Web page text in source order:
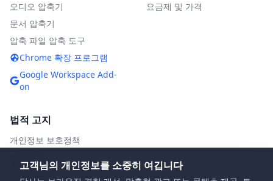
오디오 압축기
문서 압축기
압축 파일 압축 도구
Chrome 확장 프로그램
Google Workspace Add-
on
요금제 및 가격
법적 고지
개인정보 보호정책
DMCA 정책
고객님의 개인정보를 소중히 여깁니다